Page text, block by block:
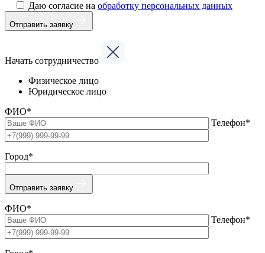
Даю согласие на обработку персональных данных
Отправить заявку
Начать сотрудничество
Физическое лицо
Юридическое лицо
ФИО*
Телефон*
Город*
Отправить заявку
ФИО*
Телефон*